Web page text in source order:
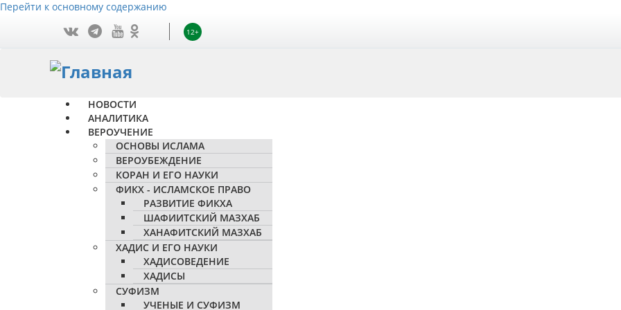
Перейти к основному содержанию
12+
НОВОСТИ
АНАЛИТИКА
ВЕРОУЧЕНИЕ
ОСНОВЫ ИСЛАМА
ВЕРОУБЕЖДЕНИЕ
КОРАН И ЕГО НАУКИ
ФИКХ - ИСЛАМСКОЕ ПРАВО
РАЗВИТИЕ ФИКХА
ШАФИИТСКИЙ МАЗХАБ
ХАНАФИТСКИЙ МАЗХАБ
ХАДИС И ЕГО НАУКИ
ХАДИСОВЕДЕНИЕ
ХАДИСЫ
СУФИЗМ
УЧЕНЫЕ И СУФИЗМ